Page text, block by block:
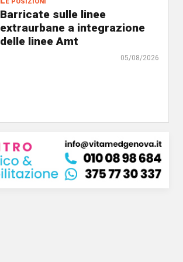
Barricate sulle linee
extraurbane a integrazione
delle linee Amt
05/08/2026